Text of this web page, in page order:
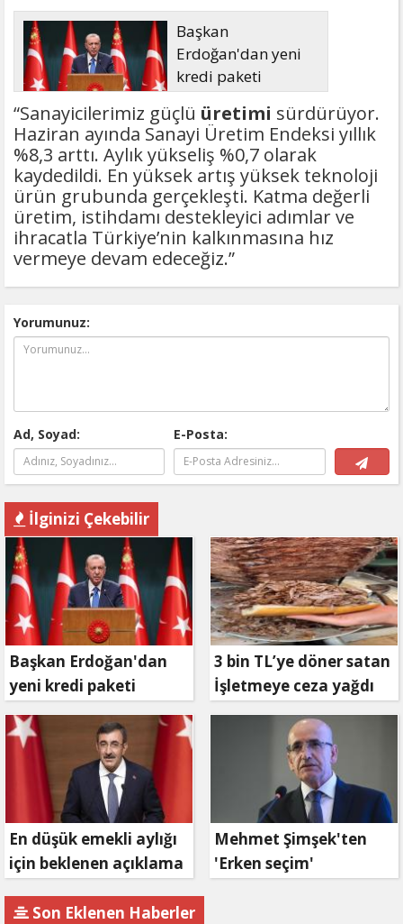
Başkan
Erdoğan'dan yeni
kredi paketi
müjdesi: 6 ay geri
ödemesiz, 36 ay vadeli
“Sanayicilerimiz güçlü üretimi sürdürüyor.
Haziran ayında Sanayi Üretim Endeksi yıllık
%8,3 arttı. Aylık yükseliş %0,7 olarak
kaydedildi. En yüksek artış yüksek teknoloji
ürün grubunda gerçekleşti. Katma değerli
üretim, istihdamı destekleyici adımlar ve
ihracatla Türkiye’nin kalkınmasına hız
vermeye devam edeceğiz.”
Yorumunuz:
Ad, Soyad: E-Posta:
İlginizi Çekebilir
Başkan Erdoğan'dan
yeni kredi paketi
müjdesi: 6 ay geri
ödemesiz, 36 ay vadeli
3 bin TL’ye döner satan
İşletmeye ceza yağdı
En düşük emekli aylığı
için beklenen açıklama
Mehmet Şimşek'ten
'Erken seçim'
Son Eklenen Haberler